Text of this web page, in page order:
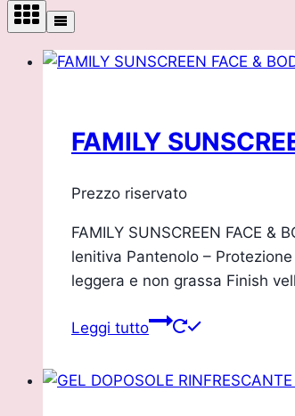
FAMILY
Prezzo riservato
FAMILY SUNSCREEN FACE
lenitiva Pantenolo –
leggera e non grassa Finish
Leggi tutto